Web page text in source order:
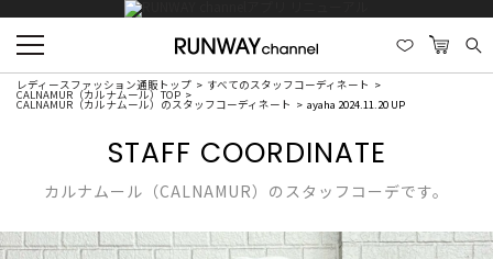
レディースファッション通販トップ すべてのスタッフコーディネート
CALNAMUR（カルナムール）TOP
CALNAMUR（カルナムール）のスタッフコーディネート ayaha 2024.11.20 UP
STAFF COORDINATE
カルナムール（CALNAMUR）のスタッフコーデです。